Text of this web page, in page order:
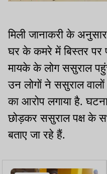
मिली जानाकरी के
घर के कमरे में बिस्तर पर
मायके के लोग ससुराल
उन लोगों ने ससुराल
का आरोप लगाया है.
छोड़कर ससुराल पक्ष के
बताए जा रहे हैं.